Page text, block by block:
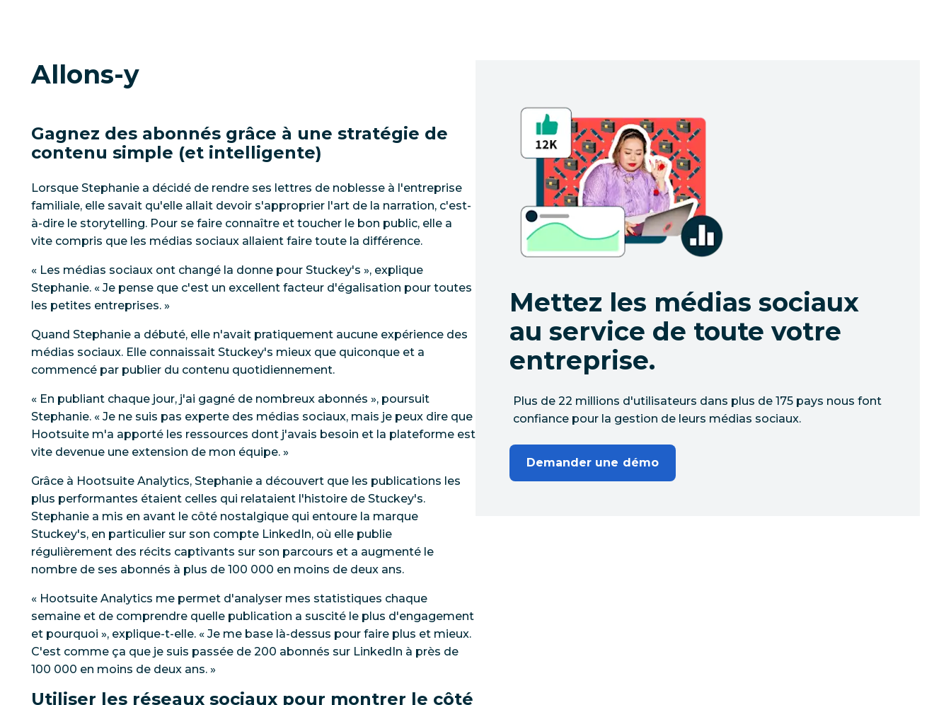
Allons-y
Gagnez des abonnés grâce à une stratégie de
contenu simple (et intelligente)
Lorsque Stephanie a décidé de rendre ses lettres de noblesse à l'entreprise
familiale, elle savait qu'elle allait devoir s'approprier l'art de la narration, c'est-
à-dire le storytelling. Pour se faire connaître et toucher le bon public, elle a
vite compris que les médias sociaux allaient faire toute la différence.
« Les médias sociaux ont changé la donne pour Stuckey's », explique
Stephanie. « Je pense que c'est un excellent facteur d'égalisation pour toutes
les petites entreprises. »
Quand Stephanie a débuté, elle n'avait pratiquement aucune expérience des
médias sociaux. Elle connaissait Stuckey's mieux que quiconque et a
commencé par publier du contenu quotidiennement.
« En publiant chaque jour, j'ai gagné de nombreux abonnés », poursuit
Stephanie. « Je ne suis pas experte des médias sociaux, mais je peux dire que
Hootsuite m'a apporté les ressources dont j'avais besoin et la plateforme est
vite devenue une extension de mon équipe. »
Grâce à Hootsuite Analytics, Stephanie a découvert que les publications les
plus performantes étaient celles qui relataient l'histoire de Stuckey's.
Stephanie a mis en avant le côté nostalgique qui entoure la marque
Stuckey's, en particulier sur son compte LinkedIn, où elle publie
régulièrement des récits captivants sur son parcours et a augmenté le
nombre de ses abonnés à plus de 100 000 en moins de deux ans.
« Hootsuite Analytics me permet d'analyser mes statistiques chaque
semaine et de comprendre quelle publication a suscité le plus d'engagement
et pourquoi », explique-t-elle. « Je me base là-dessus pour faire plus et mieux.
C'est comme ça que je suis passée de 200 abonnés sur LinkedIn à près de
100 000 en moins de deux ans. »
Utiliser les réseaux sociaux pour montrer le côté
Mettez les médias sociaux
au service de toute votre
entreprise.
Plus de 22 millions d'utilisateurs dans plus de 175 pays nous font
confiance pour la gestion de leurs médias sociaux.
Demander une démo